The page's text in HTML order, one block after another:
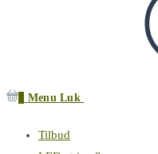
Menu Luk
Tilbud